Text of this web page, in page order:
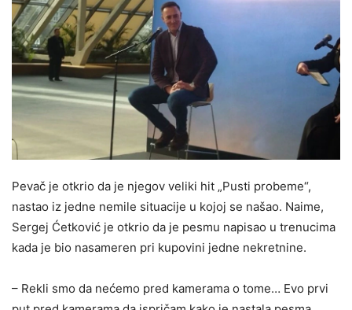
Pevač je otkrio da je njegov veliki hit „Pusti probeme“,
nastao iz jedne nemile situacije u kojoj se našao. Naime,
Sergej Ćetković je otkrio da je pesmu napisao u trenucima
kada je bio nasameren pri kupovini jedne nekretnine.
– Rekli smo da nećemo pred kamerama o tome… Evo prvi